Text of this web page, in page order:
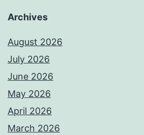
Archives
August 2026
July 2026
June 2026
May 2026
April 2026
March 2026